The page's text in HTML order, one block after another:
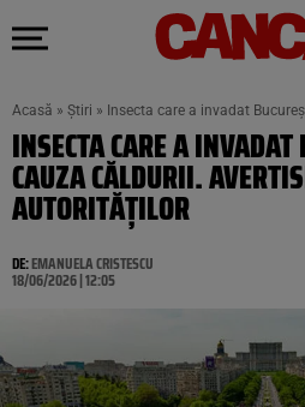
Acasă » Știri » Insecta care a invadat
INSECTA CARE A
CAUZA CĂLDURII.
AUTORITĂȚILOR
DE:EMANUELA CRISTESCU
18/06/2026 | 12:05